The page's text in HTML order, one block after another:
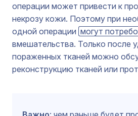
операции может привести к
некрозу кожи. Поэтому при
одной операции могут
вмешательства. Только после
пораженных тканей можно
реконструкцию тканей или